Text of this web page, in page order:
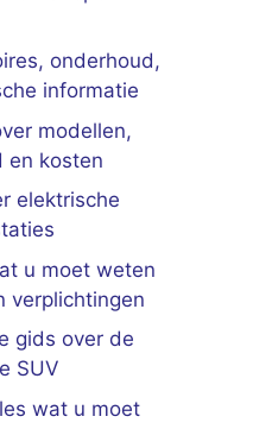
onderhoud,
informatie
modellen,
en kosten
elektrische
u moet weten
verplichtingen
gids over de
SUV
wat u moet